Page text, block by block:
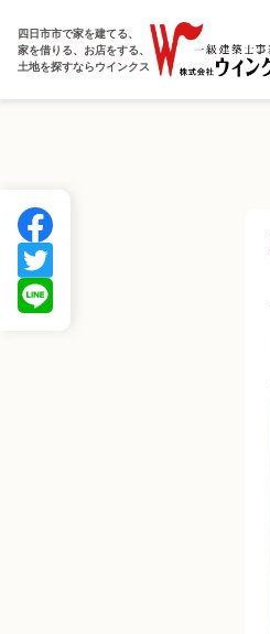
四日市市で家を建てる、
家を借りる、お店をする、
土地を探すならウインクス